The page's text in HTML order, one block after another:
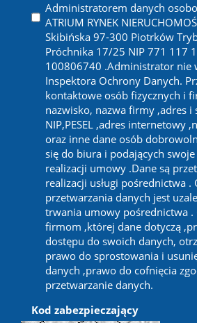
Administratorem danych
ATRIUM RYNEK
Skibińska 97-300 Piotrków
Próchnika 17/25 NIP 771 117
100806740 .Administrator nie
Inspektora Ochrony Danych.
kontaktowe osób fizycznych i
nazwisko, nazwa firmy ,adres i
NIP,PESEL ,adres internetowy
oraz inne dane osób
się do biura i podających
realizacji umowy .Dane są
realizacji usługi pośrednictwa .
przetwarzania danych jest
trwania umowy pośrednictwa .
firmom ,której dane dotyczą
dostępu do swoich danych,
prawo do sprostowania i
danych ,prawo do cofnięcia
przetwarzanie danych.
Kod zabezpieczający